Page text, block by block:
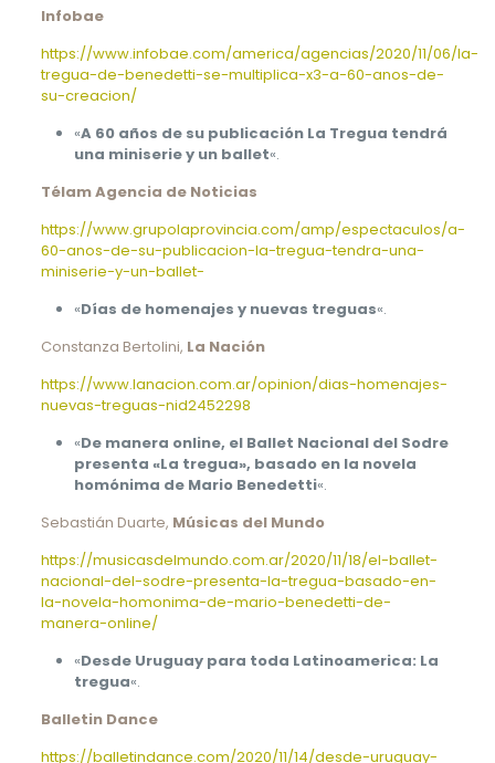
Infobae
https://www.infobae.com/america/agencias/2020/11/06/la-
tregua-de-benedetti-se-multiplica-x3-a-60-anos-de-
su-creacion/
«A 60 años de su publicación La Tregua tendrá
una miniserie y un ballet«.
Télam Agencia de Noticias
https://www.grupolaprovincia.com/amp/espectaculos/a-
60-anos-de-su-publicacion-la-tregua-tendra-una-
miniserie-y-un-ballet-
«Días de homenajes y nuevas treguas«.
Constanza Bertolini, La Nación
https://www.lanacion.com.ar/opinion/dias-homenajes-
nuevas-treguas-nid2452298
«De manera online, el Ballet Nacional del Sodre
presenta «La tregua», basado en la novela
homónima de Mario Benedetti«.
Sebastián Duarte, Músicas del Mundo
https://musicasdelmundo.com.ar/2020/11/18/el-ballet-
nacional-del-sodre-presenta-la-tregua-basado-en-
la-novela-homonima-de-mario-benedetti-de-
manera-online/
«Desde Uruguay para toda Latinoamerica: La
tregua«.
Balletin Dance
https://balletindance.com/2020/11/14/desde-uruguay-